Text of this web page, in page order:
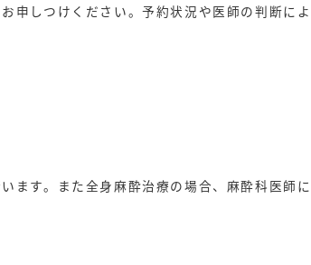
申しつけください。予約状況や医師の判断に
ます。また全身麻酔治療の場合、麻酔科医師